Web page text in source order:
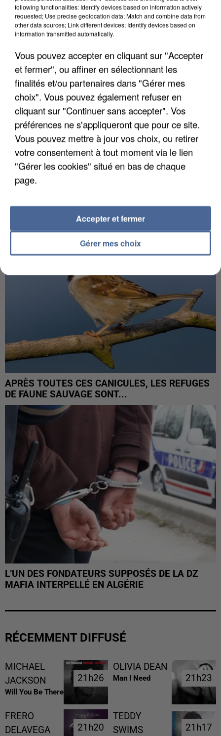
IL TUE SON FILS ET ENVOIE DES PHOTOS À SON
EX-COMPAGNE À NICE
DE SOLIDARITÉ AVEC LES...
APRÈS TOUTES CES CANICULES, LES REFUGES
DE FAUNE SAUVAGE SONT...
L’UN DES FONDATEURS SUPPOSÉS DE LA DZ
MAFIA INTERPELLÉ EN ALGÉRIE
RÉCEMMENT DIFFUSÉ
MICHAEL
JACKSON
Will You Be There
21h26
21h26
OLIVIA DEAN
Man I Need 21h23
21h23
FRERO
DELAVEGA
21h20
21h20
TEDDY
SWIMS
21h17
21h17
following functionalities: Identify devices based on information actively
requested; Use precise geolocation data; Match and combine data from
other data sources; Link different devices; Identify devices based on
information transmitted automatically.
Vous pouvez accepter en cliquant sur "Accepter
et fermer", ou affiner en sélectionnant les
finalités et/ou partenaires dans "Gérer mes
choix". Vous pouvez également refuser en
cliquant sur "Continuer sans accepter". Vos
préférences ne s'appliqueront que pour ce site.
Vous pouvez mettre à jour vos choix, ou retirer
votre consentement à tout moment via le lien
"Gérer les cookies" situé en bas de chaque
page.
Gérer mes choix
Accepter et fermer